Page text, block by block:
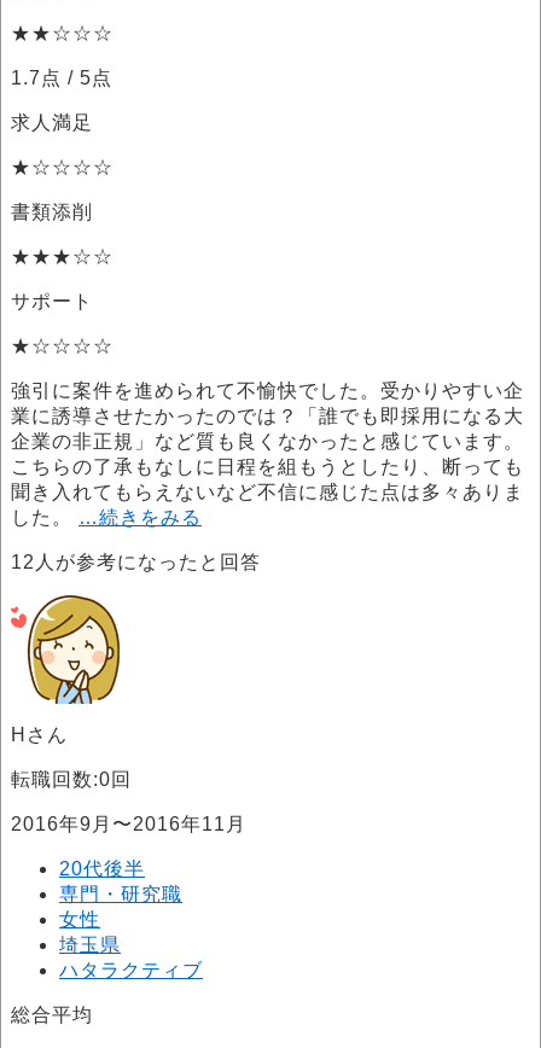
★★☆☆☆
1.7点 / 5点
求人満足
★☆☆☆☆
書類添削
★★★☆☆
サポート
★☆☆☆☆
強引に案件を進められて不愉快でした。受かりやすい企
業に誘導させたかったのでは？「誰でも即採用になる大
企業の非正規」など質も良くなかったと感じています。
こちらの了承もなしに日程を組もうとしたり、断っても
聞き入れてもらえないなど不信に感じた点は多々ありま
した。
…続きをみる
12 人が参考になったと回答
Hさん
転職回数:0回
2016年9月〜2016年11月
20代後半
専門・研究職
女性
埼玉県
ハタラクティブ
総合平均